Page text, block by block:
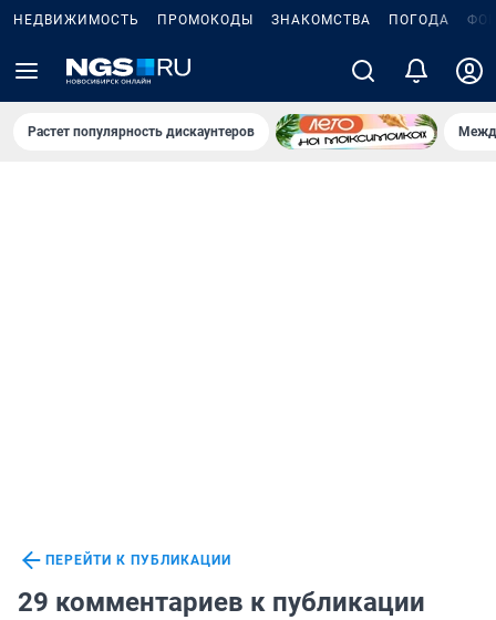
НЕДВИЖИМОСТЬ ПРОМОКОДЫ ЗНАКОМСТВА ПОГОДА
Растет популярность дискаунтеров
ПЕРЕЙТИ К ПУБЛИКАЦИИ
29 комментариев к публикации